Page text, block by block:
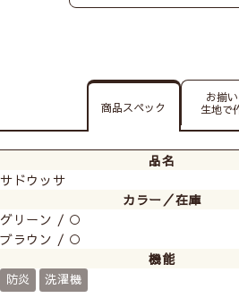
私が過ごす時間が長いキッチンから
地よくなるように、と、このカー
た。
柄がよく見えようにフラットカーテ
お気に入りのスペースになりました
※フラット 幅198cm×丈246cm1枚
129cm 1枚
商品スペック
お揃
生地で
品名
サドウッサ
カラー／在庫
グリーン / ○
ブラウン / ○
機能
防炎 洗濯機